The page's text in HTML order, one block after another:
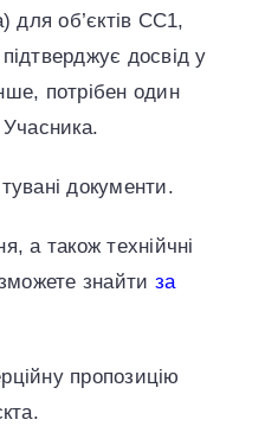
для об’єктів СС1,
досвід у
потрібен один
документи.
а також технійчні
знайти за
пропозицію